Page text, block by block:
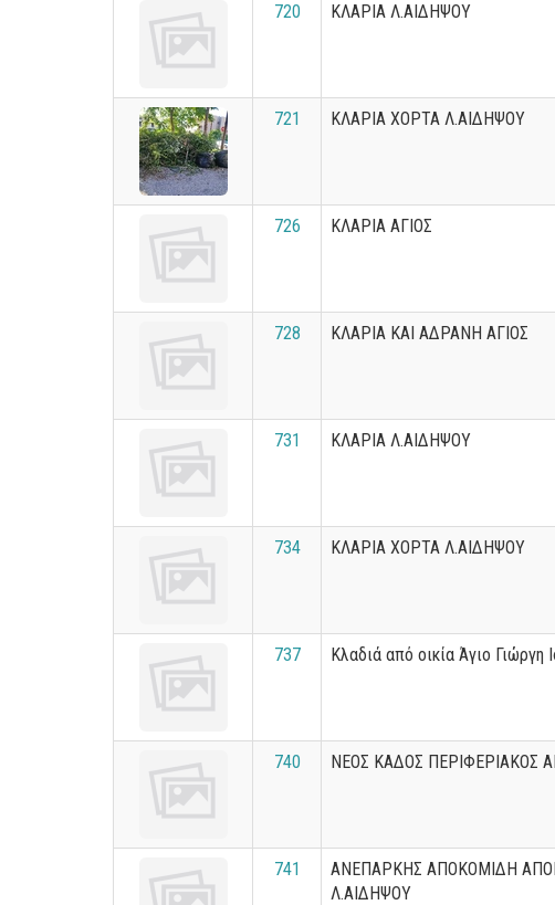
720 ΚΛΑΡΙΑ Λ.ΑΙΔΗΨΟΥ
721 ΚΛΑΡΙΑ ΧΟΡΤΑ Λ.ΑΙΔΗΨΟΥ
726 ΚΛΑΡΙΑ ΑΓΙΟΣ
728 ΚΛΑΡΙΑ ΚΑΙ ΑΔΡΑΝΗ ΑΓΙΟΣ
731 ΚΛΑΡΙΑ Λ.ΑΙΔΗΨΟΥ
734 ΚΛΑΡΙΑ ΧΟΡΤΑ Λ.ΑΙΔΗΨΟΥ
737 Κλαδιά από οικία Άγιο Γιώργη
740 ΝΕΟΣ ΚΑΔΟΣ ΠΕΡΙΦΕΡΙΑΚΟΣ
741
ΑΝΕΠΑΡΚΗΣ ΑΠΟΚΟΜΙΔΗ
Λ.ΑΙΔΗΨΟΥ